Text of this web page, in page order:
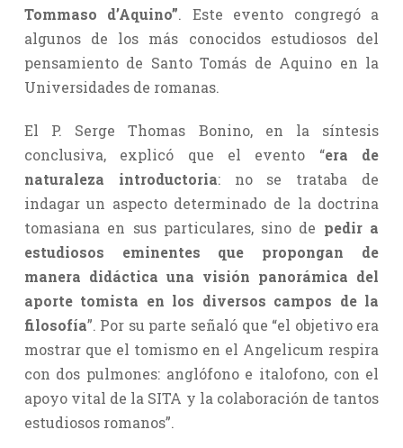
Tommaso d’Aquino”. Este evento congregó a
algunos de los más conocidos estudiosos del
pensamiento de Santo Tomás de Aquino en la
Universidades de romanas.
El P. Serge Thomas Bonino, en la síntesis
conclusiva, explicó que el evento “era de
naturaleza introductoria: no se trataba de
indagar un aspecto determinado de la doctrina
tomasiana en sus particulares, sino de pedir a
estudiosos eminentes que propongan de
manera didáctica una visión panorámica del
aporte tomista en los diversos campos de la
filosofía”. Por su parte señaló que “el objetivo era
mostrar que el tomismo en el Angelicum respira
con dos pulmones: anglófono e italofono, con el
apoyo vital de la SITA y la colaboración de tantos
estudiosos romanos”.